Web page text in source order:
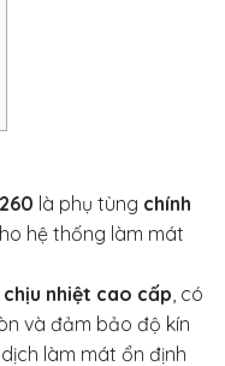
là phụ tùng chính
hệ thống làm mát
chịu nhiệt cao cấp, có
và đảm bảo độ kín
làm mát ổn định